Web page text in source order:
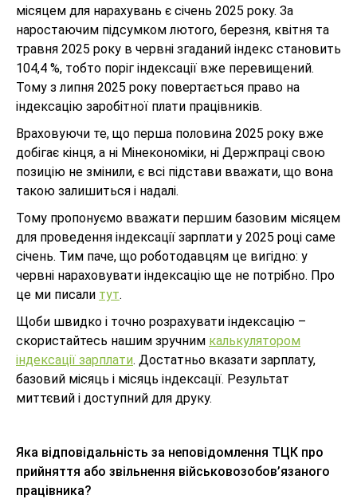
місяцем для нарахувань є січень 2025 року. За
наростаючим підсумком лютого, березня, квітня та
травня 2025 року в червні згаданий індекс становить
104,4 %, тобто поріг індексації вже перевищений.
Тому з липня 2025 року повертається право на
індексацію заробітної плати працівників.
Враховуючи те, що перша половина 2025 року вже
добігає кінця, а ні Мінекономіки, ні Держпраці свою
позицію не змінили, є всі підстави вважати, що вона
такою залишиться і надалі.
Тому пропонуємо вважати першим базовим місяцем
для проведення індексації зарплати у 2025 році саме
січень. Тим паче, що роботодавцям це вигідно: у
червні нараховувати індексацію ще не потрібно. Про
це ми писали тут.
Щоби швидко і точно розрахувати індексацію –
скористайтесь нашим зручним калькулятором
індексації зарплати. Достатньо вказати зарплату,
базовий місяць і місяць індексації. Результат
миттєвий і доступний для друку.
Яка відповідальність за неповідомлення ТЦК про
прийняття або звільнення військовозобов’язаного
працівника?